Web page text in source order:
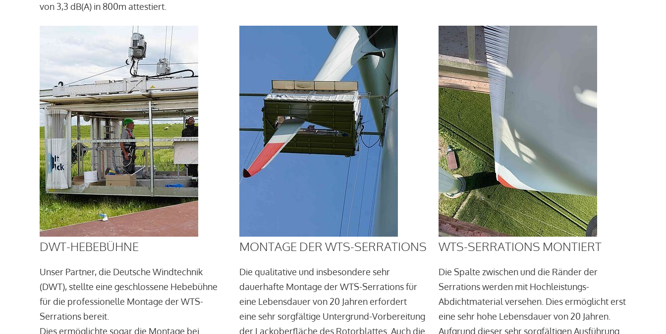
von 3,3 dB(A) in 800m attestiert.
DWT-HEBEBÜHNE
Unser Partner, die Deutsche Windtechnik
(DWT), stellte eine geschlossene Hebebühne
für die professionelle Montage der WTS-
Serrations bereit.
Dies ermöglichte sogar die Montage bei
MONTAGE DER WTS-SERRATIONS
Die qualitative und insbesondere sehr
dauerhafte Montage der WTS-Serrations für
eine Lebensdauer von 20 Jahren erfordert
eine sehr sorgfältige Untergrund-Vorbereitung
der Lackoberfläche des Rotorblattes. Auch die
WTS-SERRATIONS MONTIERT
Die Spalte zwischen und die Ränder der
Serrations werden mit Hochleistungs-
Abdichtmaterial versehen. Dies ermöglicht erst
eine sehr hohe Lebensdauer von 20 Jahren.
Aufgrund dieser sehr sorgfältigen Ausführung